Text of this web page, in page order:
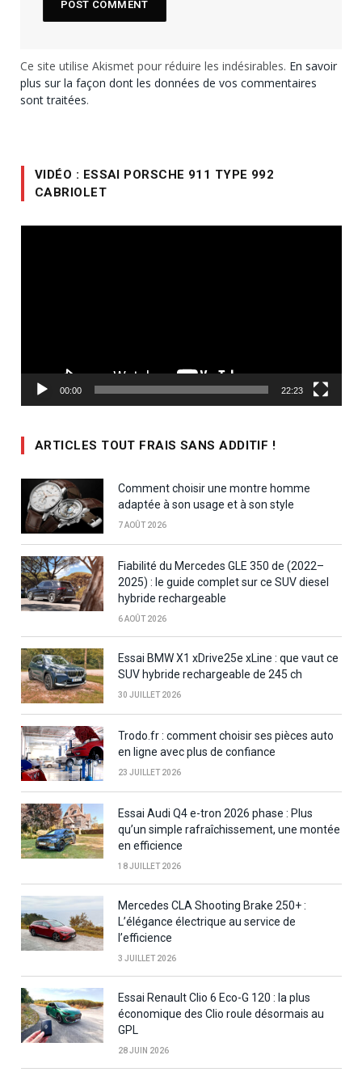
Ce site utilise Akismet pour réduire les indésirables. En savoir
plus sur la façon dont les données de vos commentaires
sont traitées.
VIDÉO : ESSAI PORSCHE 911 TYPE 992
CABRIOLET
00:00 22:23
ARTICLES TOUT FRAIS SANS ADDITIF !
Comment choisir une montre homme
adaptée à son usage et à son style
7 AOÛT 2026
Fiabilité du Mercedes GLE 350 de (2022–
2025) : le guide complet sur ce SUV diesel
hybride rechargeable
6 AOÛT 2026
Essai BMW X1 xDrive25e xLine : que vaut ce
SUV hybride rechargeable de 245 ch
30 JUILLET 2026
Trodo.fr : comment choisir ses pièces auto
en ligne avec plus de confiance
23 JUILLET 2026
Essai Audi Q4 e-tron 2026 phase : Plus
qu’un simple rafraîchissement, une montée
en efficience
18 JUILLET 2026
Mercedes CLA Shooting Brake 250+ :
L’élégance électrique au service de
l’efficience
3 JUILLET 2026
Essai Renault Clio 6 Eco-G 120 : la plus
économique des Clio roule désormais au
GPL
28 JUIN 2026